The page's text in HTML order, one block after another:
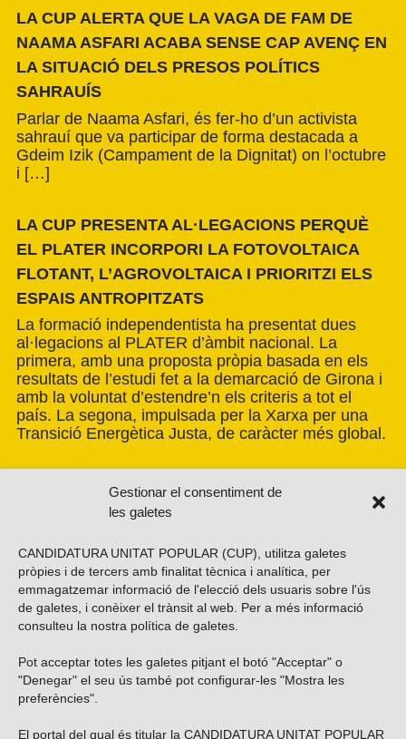
Gestionar el consentiment de
les galetes
CANDIDATURA UNITAT POPULAR (CUP), utilitza galetes
pròpies i de tercers amb finalitat tècnica i analítica, per
emmagatzemar informació de l'elecció dels usuaris sobre l'ús
de galetes, i conèixer el trànsit al web. Per a més informació
consulteu la nostra política de galetes
Pot acceptar totes les galetes pitjant el botó "Acceptar" o
"Denegar" el seu ús també pot configurar-les "Mostra les
preferències".
El portal del qual és titular la CANDIDATURA UNITAT POPULAR
LA CUP ALERTA QUE LA VAGA DE FAM DE
NAAMA ASFARI ACABA SENSE CAP AVENÇ EN
LA SITUACIÓ DELS PRESOS POLÍTICS
SAHRAUÍS
Parlar de Naama Asfari, és fer-ho d’un activista
sahrauí que va participar de forma destacada a
Gdeim Izik (Campament de la Dignitat) on l’octubre
i […]
LA CUP PRESENTA AL·LEGACIONS PERQUÈ
EL PLATER INCORPORI LA FOTOVOLTAICA
FLOTANT, L’AGROVOLTAICA I PRIORITZI ELS
ESPAIS ANTROPITZATS
La formació independentista ha presentat dues
al·legacions al PLATER d’àmbit nacional. La
primera, amb una proposta pròpia basada en els
resultats de l’estudi fet a la demarcació de Girona i
amb la voluntat d’estendre’n els criteris a tot el
país. La segona, impulsada per la Xarxa per una
Transició Energètica Justa, de caràcter més global.
Vols subscriure’t al nostre butlletí?